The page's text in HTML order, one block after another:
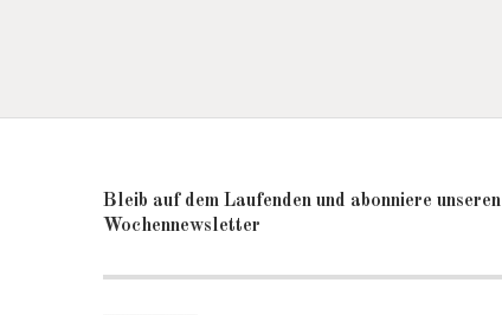
Bleib auf dem Laufenden und abonniere unseren
Wochennewsletter